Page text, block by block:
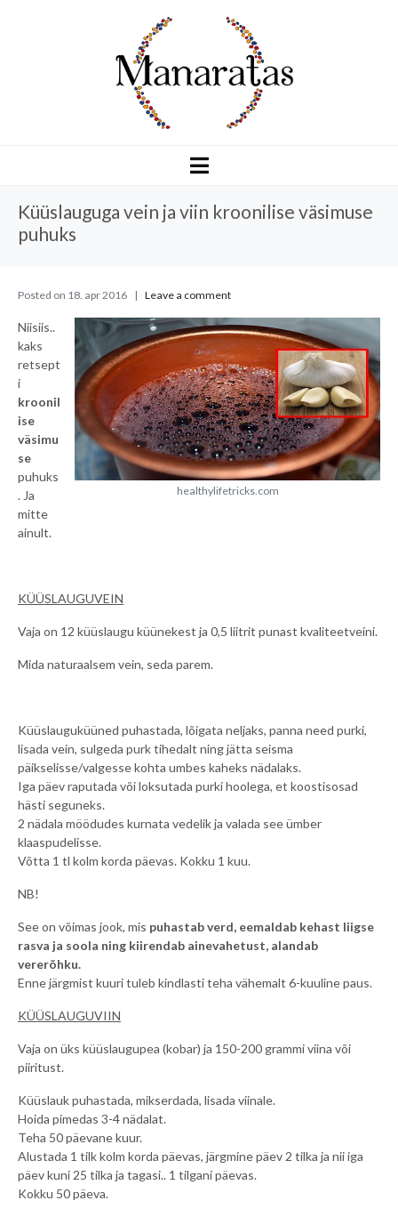
Küüslauguga vein ja viin kroonilise väsimuse
puhuks
Posted on 18. apr 2016 Leave a comment
healthylifetricks.com
Niisiis..
kaks
retsept
i
kroonil
ise
väsimu
se
puhuks
. Ja
mitte
ainult.
KÜÜSLAUGUVEIN
Vaja on 12 küüslaugu küünekest ja 0,5 liitrit punast kvaliteetveini.
Mida naturaalsem vein, seda parem.
Küüslauguküüned puhastada, lõigata neljaks, panna need purki,
lisada vein, sulgeda purk tihedalt ning jätta seisma
päikselisse/valgesse kohta umbes kaheks nädalaks.
Iga päev raputada või loksutada purki hoolega, et koostisosad
hästi seguneks.
2 nädala möödudes kurnata vedelik ja valada see ümber
klaaspudelisse.
Võtta 1 tl kolm korda päevas. Kokku 1 kuu.
NB!
See on võimas jook, mis puhastab verd, eemaldab kehast liigse
rasva ja soola ning kiirendab ainevahetust, alandab
vererõhku.
Enne järgmist kuuri tuleb kindlasti teha vähemalt 6-kuuline paus.
KÜÜSLAUGUVIIN
Vaja on üks küüslaugupea (kobar) ja 150-200 grammi viina või
piiritust.
Küüslauk puhastada, mikserdada, lisada viinale.
Hoida pimedas 3-4 nädalat.
Teha 50 päevane kuur.
Alustada 1 tilk kolm korda päevas, järgmine päev 2 tilka ja nii iga
päev kuni 25 tilka ja tagasi.. 1 tilgani päevas.
Kokku 50 päeva.